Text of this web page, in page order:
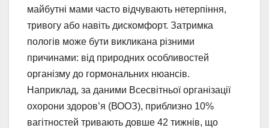
майбутні мами часто відчувають нетерпіння,
тривогу або навіть дискомфорт. Затримка
пологів може бути викликана різними
причинами: від природних особливостей
організму до гормональних нюансів.
Наприклад, за даними Всесвітньої організації
охорони здоров’я (ВООЗ), приблизно 10%
вагітностей тривають довше 42 тижнів, що